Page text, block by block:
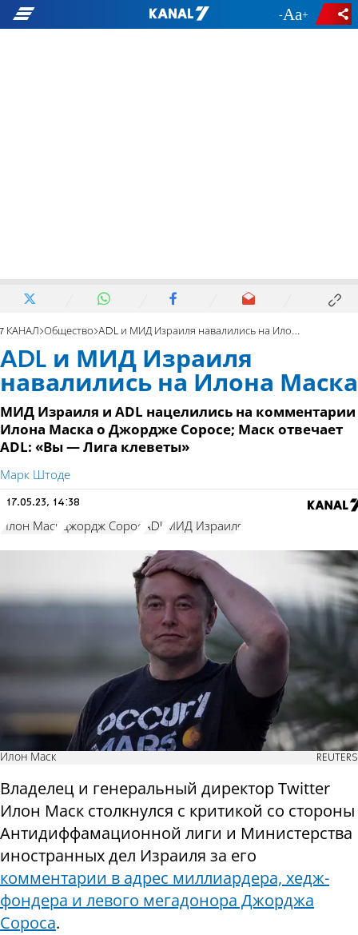
- +
7 КАНАЛ Общество ADL и МИД Израиля навалились на Илона Маска
ADL и МИД Израиля
навалились на Илона Маска
МИД Израиля и ADL нацелились на комментарии
Илона Маска о Джордже Соросе; Маск отвечает
ADL: «Вы — Лига клеветы»
Марк Штоде
17.05.23, 14:38
Илон Маск Джордж Сорос ADL МИД Израиля
Илон Маск REUTERS
Владелец и генеральный директор Twitter
Илон Маск столкнулся с критикой со стороны
Антидиффамационной лиги и Министерства
иностранных дел Израиля за его
комментарии в адрес миллиардера, хедж-
фондера и левого мегадонора Джорджа
Сороса.